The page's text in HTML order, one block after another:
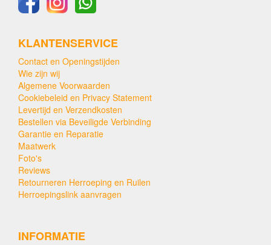
KLANTENSERVICE
Contact en Openingstijden
Wie zijn wij
Algemene Voorwaarden
Cookiebeleid en Privacy Statement
Levertijd en Verzendkosten
Bestellen via Beveiligde Verbinding
Garantie en Reparatie
Maatwerk
Foto's
Reviews
Retourneren Herroeping en Ruilen
Herroepingslink aanvragen
INFORMATIE